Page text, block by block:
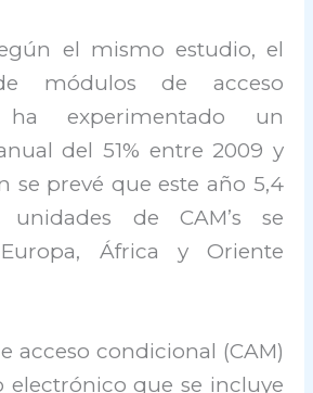
el mismo estudio, el
módulos de acceso
ha experimentado un
del 51% entre 2009 y
se prevé que este año 5,4
de CAM’s se
África y Oriente
acceso condicional (CAM)
electrónico que se incluye